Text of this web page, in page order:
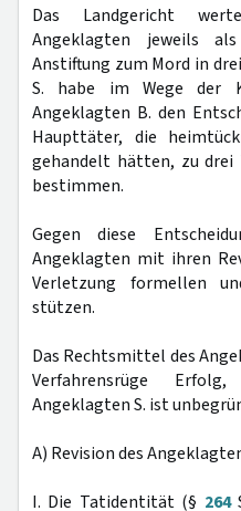
Das Landgericht
Angeklagten jeweils
Anstiftung zum Mord in
S. habe im Wege der
Angeklagten B. den
Haupttäter, die
gehandelt hätten, zu drei
bestimmen.
Gegen diese
Angeklagten mit ihren
Verletzung formellen
stützen.
Das Rechtsmittel des
Verfahrensrüge
Angeklagten S. ist
A) Revision des
I. Die Tatidentität (§ 264